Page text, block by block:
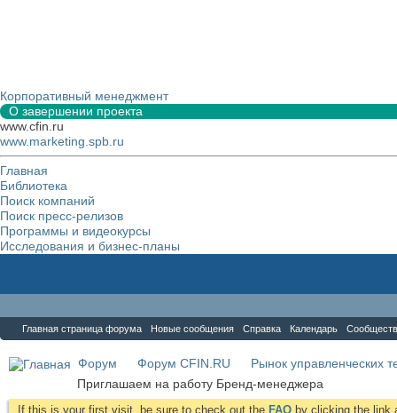
Корпоративный менеджмент
О завершении проекта
www.cfin.ru
www.marketing.spb.ru
Главная
Библиотека
Поиск компаний
Поиск пресс-релизов
Программы и видеокурсы
Исследования и бизнес-планы
Главная страница форума Новые сообщения Справка Календарь
Форум Форум CFIN.RU
Рынок управленческих
Приглашаем на работу Бренд-менеджера
If this is your first visit, be sure to check out the FAQ by clicking the link